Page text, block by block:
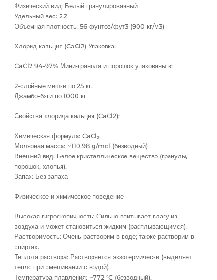
Физический вид: Белый гранулированный
Удельный вес: 2,2
Объемная плотность: 56 фунтов/фут3 (900 кг/м3)
Хлорид кальция (CaCl2) Упаковка:
CaCl2 94-97% Мини-гранола и порошок упакованы в:
2-слойные мешки по 25 кг.
Джамбо-бэги по 1000 кг
Свойства хлорида кальция (CaCl2):
Химическая формула: CaCl₂.
Молярная масса: ~110,98 g/mol (безводный)
Внешний вид: Белое кристаллическое вещество (гранулы,
порошок, хлопья).
Запах: Без запаха
Физическое и химическое поведение
Высокая гигроскопичность: Сильно впитывает влагу из
воздуха и может становиться жидким (расплывающимся).
Растворимость: Очень растворим в воде; также растворим в
спиртах.
Теплота раствора: Растворяется экзотермически (выделяет
тепло при смешивании с водой).
Температура плавления: ~772 °C (безводный).